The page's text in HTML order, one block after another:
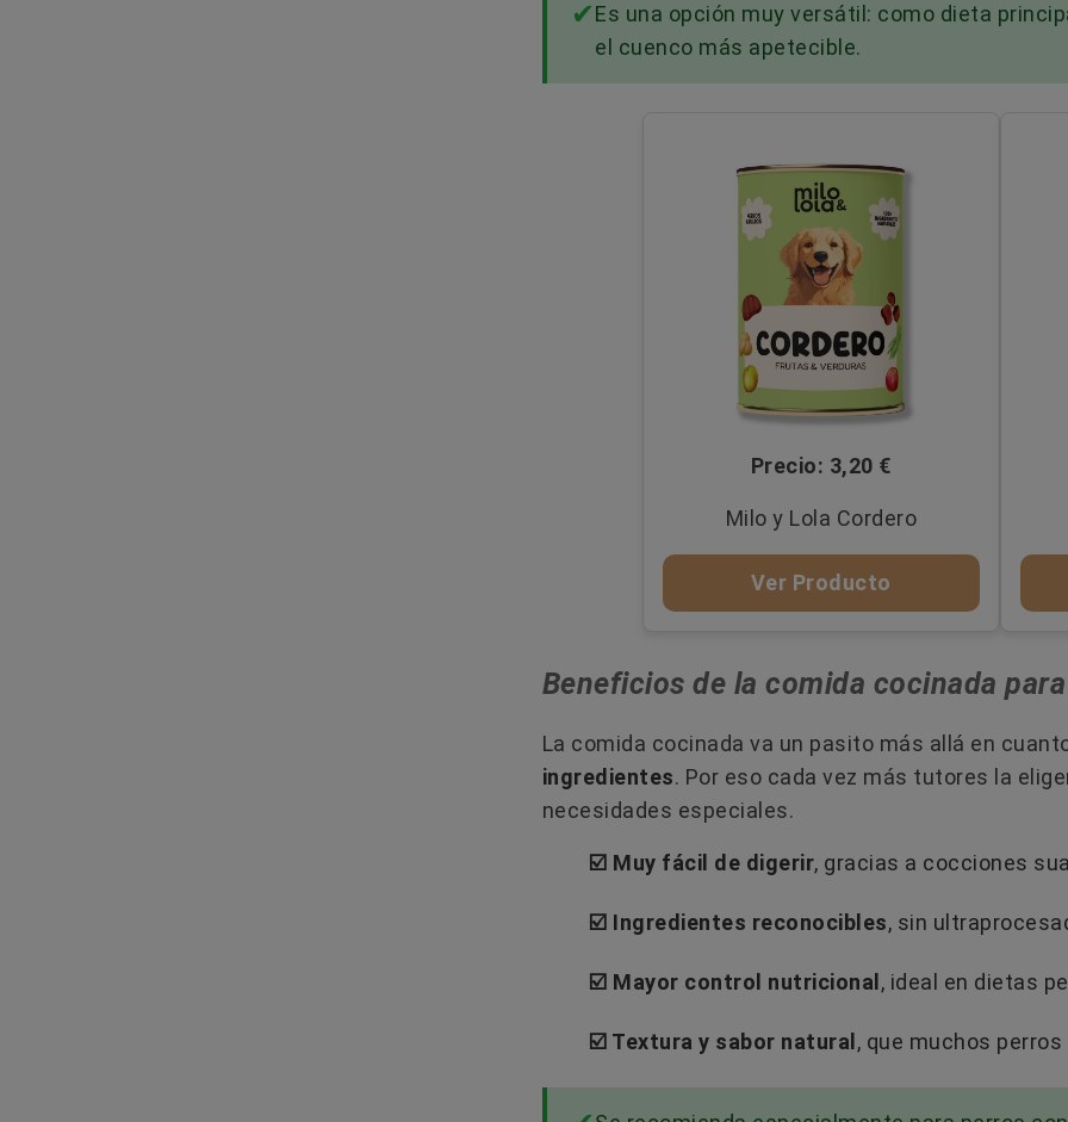
Es una opción muy versátil: como dieta
el cuenco más apetecible.
Precio: 3,20 €
Milo y Lola Cordero
Ver Producto
Beneficios de la comida cocinada
La comida cocinada va un pasito más allá en
ingredientes. Por eso cada vez más tutores la
necesidades especiales.
☑️ Muy fácil de digerir, gracias a cocciones
☑️ Ingredientes reconocibles, sin
☑️ Mayor control nutricional , ideal en dietas
☑️ Textura y sabor natural , que muchos